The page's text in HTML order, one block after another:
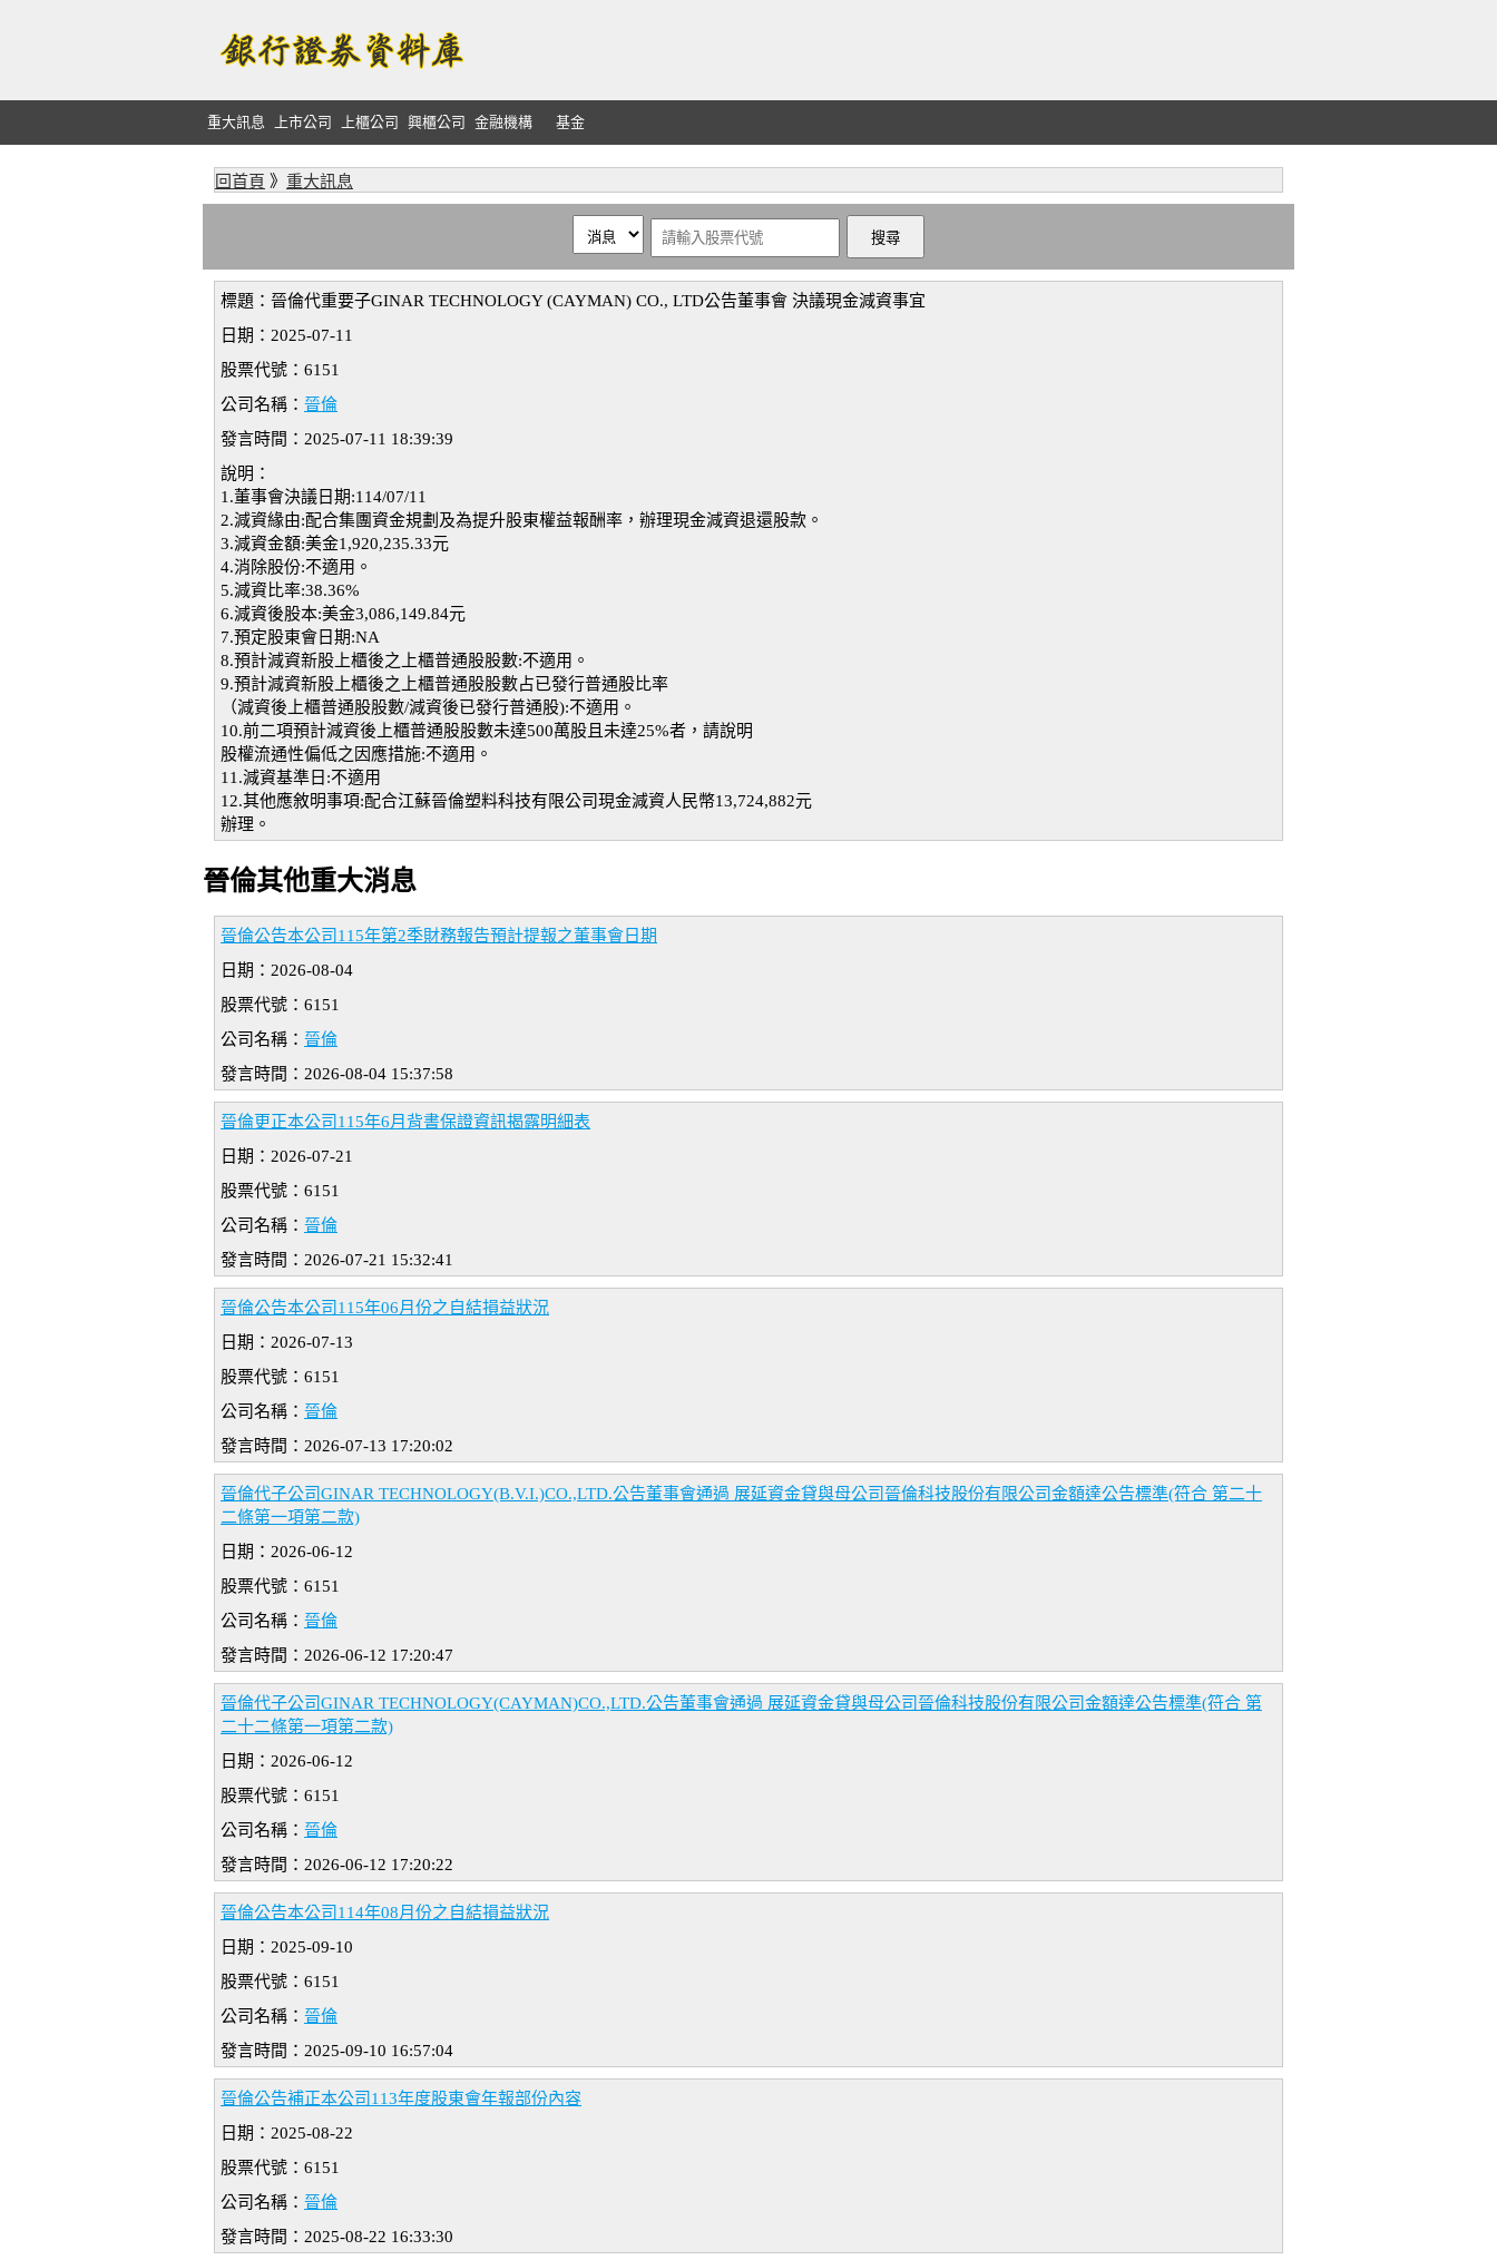
重大訊息 上市公司 上櫃公司 興櫃公司 金融機構 基金
回首頁 》 重大訊息
標題：晉倫代重要子GINAR TECHNOLOGY (CAYMAN) CO., LTD公告董事會 決議現金減資事宜
日期：2025-07-11
股票代號：6151
公司名稱： 晉倫
發言時間：2025-07-11 18:39:39
說明：
1.董事會決議日期:114/07/11
2.減資緣由:配合集團資金規劃及為提升股東權益報酬率，辦理現金減資退還股款。
3.減資金額:美金1,920,235.33元
4.消除股份:不適用。
5.減資比率:38.36%
6.減資後股本:美金3,086,149.84元
7.預定股東會日期:NA
8.預計減資新股上櫃後之上櫃普通股股數:不適用。
9.預計減資新股上櫃後之上櫃普通股股數占已發行普通股比率
（減資後上櫃普通股股數/減資後已發行普通股):不適用。
10.前二項預計減資後上櫃普通股股數未達500萬股且未達25%者，請說明
股權流通性偏低之因應措施:不適用。
11.減資基準日:不適用
12.其他應敘明事項:配合江蘇晉倫塑料科技有限公司現金減資人民幣13,724,882元
辦理。
晉倫其他重大消息
晉倫公告本公司115年第2季財務報告預計提報之董事會日期
日期：2026-08-04
股票代號：6151
公司名稱： 晉倫
發言時間：2026-08-04 15:37:58
晉倫更正本公司115年6月背書保證資訊揭露明細表
日期：2026-07-21
股票代號：6151
公司名稱： 晉倫
發言時間：2026-07-21 15:32:41
晉倫公告本公司115年06月份之自結損益狀況
日期：2026-07-13
股票代號：6151
公司名稱： 晉倫
發言時間：2026-07-13 17:20:02
晉倫代子公司GINAR TECHNOLOGY(B.V.I.)CO.,LTD.公告董事會通過 展延資金貸與母公司晉倫科技股份有限公司金額達公告標準(符合 第二十
二條第一項第二款)
日期：2026-06-12
股票代號：6151
公司名稱： 晉倫
發言時間：2026-06-12 17:20:47
晉倫代子公司GINAR TECHNOLOGY(CAYMAN)CO.,LTD.公告董事會通過 展延資金貸與母公司晉倫科技股份有限公司金額達公告標準(符合 第
二十二條第一項第二款)
日期：2026-06-12
股票代號：6151
公司名稱： 晉倫
發言時間：2026-06-12 17:20:22
晉倫公告本公司114年08月份之自結損益狀況
日期：2025-09-10
股票代號：6151
公司名稱： 晉倫
發言時間：2025-09-10 16:57:04
晉倫公告補正本公司113年度股東會年報部份內容
日期：2025-08-22
股票代號：6151
公司名稱： 晉倫
發言時間：2025-08-22 16:33:30